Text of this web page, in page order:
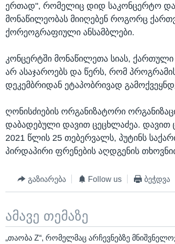
ერთად", რომელიც დიდ საკონცერტო
მონაწილეობას მიიღებენ როგორც
ქორეოგრაფიული ანსამბლები.
კონცერტში მონაწილეთა სიას, ქართული
არ ასაჯაროებს და წერს, რომ
დეკემბრიდან ეტაპობრივად
ღონისძიების ორგანიზატორი
დაბადებული დავით ცეცხლაძეა. დავით
2021 წლის 25 თებერვალს, პუტინს
პირდაპირი ფრენების აღდგენის
გაზიარება Follow us ბეჭდვა
ამავე თემაზე
„თაობა Z“, რომელმაც არჩევნებზე